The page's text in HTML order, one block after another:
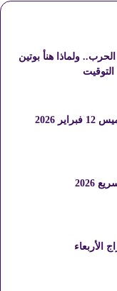
ولماذا هنأ بوتين
التوقيت
2026
الأربعاء